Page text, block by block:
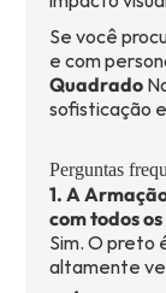
Se você
e com
Quadrado
sofisticação
Perguntas
1. A
com todos
Sim. O preto
altamente